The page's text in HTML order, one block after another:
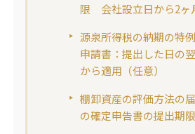
限 会社設立日から2ヶ
源泉所得税の納期の特
申請書：提出した日の
から適用（任意）
棚卸資産の評価方法の
の確定申告書の提出期